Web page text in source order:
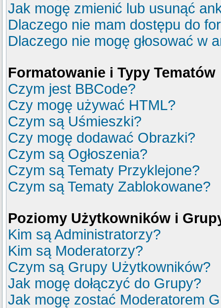
Jak mogę zmienić lub usunąć
Dlaczego nie mam dostępu do
Dlaczego nie mogę głosować w
Formatowanie i Typy Tematów
Czym jest BBCode?
Czy mogę używać HTML?
Czym są Uśmieszki?
Czy mogę dodawać Obrazki?
Czym są Ogłoszenia?
Czym są Tematy Przyklejone?
Czym są Tematy Zablokowane?
Poziomy Użytkowników i
Kim są Administratorzy?
Kim są Moderatorzy?
Czym są Grupy Użytkowników?
Jak mogę dołączyć do Grupy?
Jak mogę zostać Moderatorem